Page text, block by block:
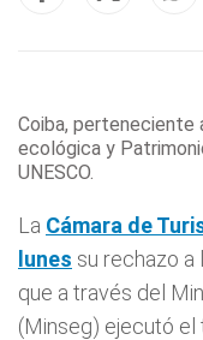
Coiba, perteneciente
ecológica y
UNESCO.
La Cámara de
lunes su rechazo a
que a través del
(Minseg) ejecutó el